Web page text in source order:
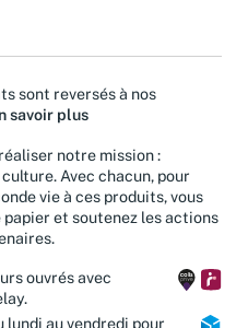
sont reversés à nos
savoir plus
notre mission :
Avec chacun, pour
vie à ces produits, vous
et soutenez les actions
ouvrés avec